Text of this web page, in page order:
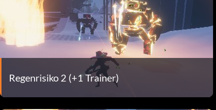
Regenrisiko 2 (+1 Trainer)